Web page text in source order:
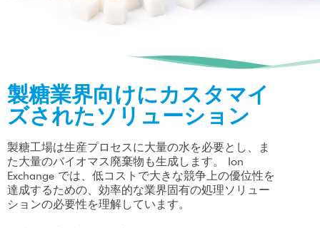
製糖業界向けにカスタマイ
ズされたソリューション
製糖工場は生産プロセスに大量の水を必要とし、ま
た大量のバイオマス廃棄物も生成します。 Ion
Exchange では、低コストで大きな競争上の優位性を
達成するための、効率的な業界固有の処理ソリュー
ションの必要性を理解しています。